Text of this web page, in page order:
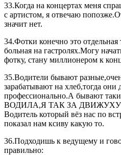
33.Когда на концертах меня
с артистом, я отвечаю
значит нет.
34.Фотки конечно это отдельная
больная на гастролях.Могу
фотку, стану миллионером к
35.Водители бывают
зарабатывают на хлеб,тогда они
профессионально.А бывают
ВОДИЛА,Я ТАК ЗА ДВИЖУХУ
Водитель который вёз нас по
показал нам ксиву какую то.
36.Подходишь к ведущему и
правильно: